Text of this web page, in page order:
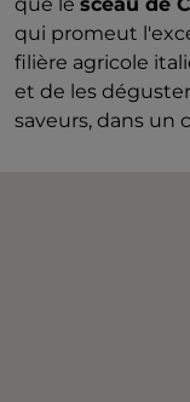
qui promeut
filière agricole
et de les
saveurs, dans un